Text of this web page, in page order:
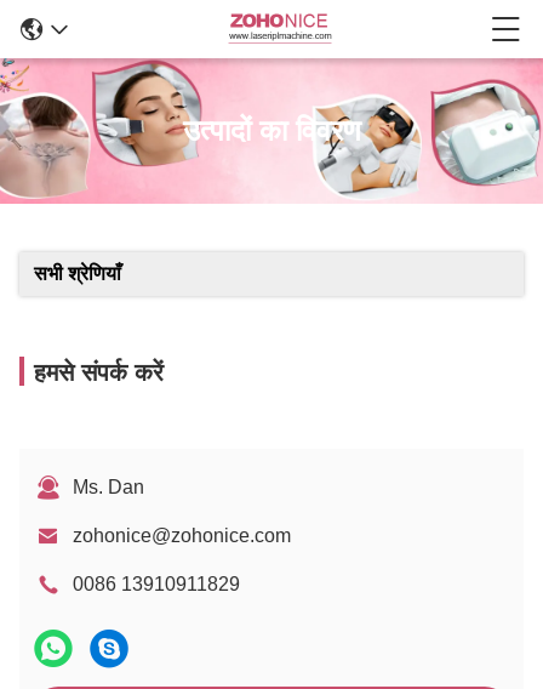
उत्पादों का विवरण
सभी श्रेणियाँ
हमसे संपर्क करें
Ms. Dan
zohonice@zohonice.com
0086 13910911829